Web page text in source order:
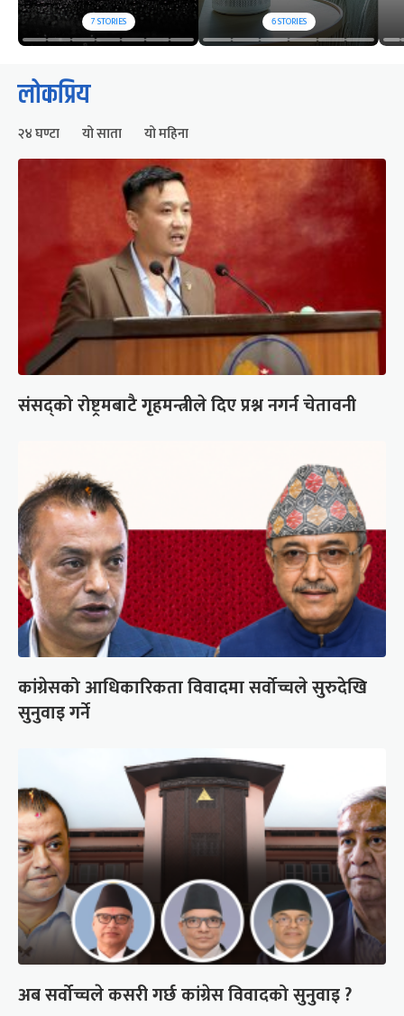
7STORIES 6STORIES
लोकप्रिय
२४ घण्टा यो साता यो महिना
संसद्को रोष्ट्रमबाटै गृहमन्त्रीले दिए प्रश्न नगर्न चेतावनी
कांग्रेसको आधिकारिकता विवादमा सर्वोच्चले सुरुदेखि
सुनुवाइ गर्ने
अब सर्वोच्चले कसरी गर्छ कांग्रेस विवादको सुनुवाइ ?